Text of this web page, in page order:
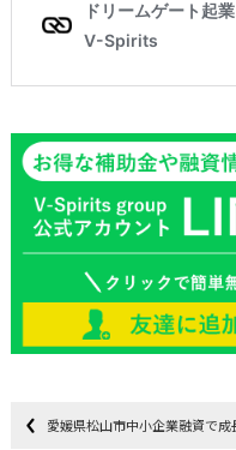
愛媛県松山市中小企業融資で